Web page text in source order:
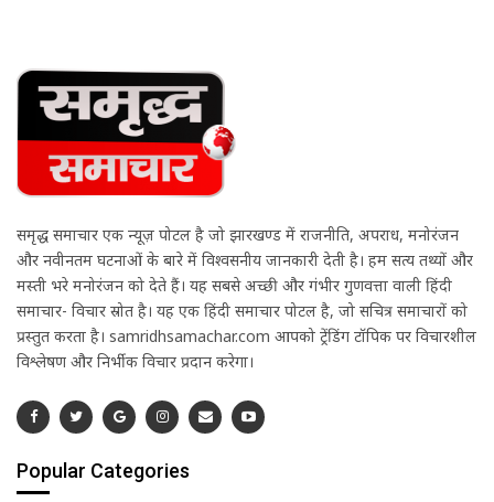
समृद्ध समाचार एक न्यूज़ पोर्टल है जो झारखण्ड में राजनीति, अपराध, मनोरंजन
और नवीनतम घटनाओं के बारे में विश्वसनीय जानकारी देती है। हम सत्य तथ्यों और
मस्ती भरे मनोरंजन को देते हैं। यह सबसे अच्छी और गंभीर गुणवत्ता वाली हिंदी
समाचार- विचार स्रोत है। यह एक हिंदी समाचार पोर्टल है, जो सचित्र समाचारों को
प्रस्तुत करता है। samridhsamachar.com आपको ट्रेंडिंग टॉपिक पर विचारशील
विश्लेषण और निर्भीक विचार प्रदान करेगा।
Popular Categories